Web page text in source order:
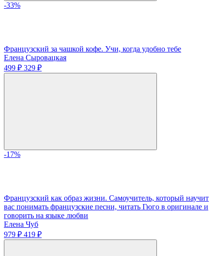
-33%
Французский за чашкой кофе. Учи, когда удобно тебе
Елена Сыровацкая
499 ₽ 329 ₽
-17%
Французский как образ жизни. Самоучитель, который научит
вас понимать французские песни, читать Гюго в оригинале и
говорить на языке любви
Елена Чуб
979 ₽ 419 ₽